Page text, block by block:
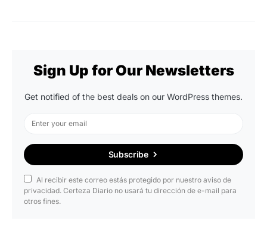
Sign Up for Our Newsletters
Get notified of the best deals on our WordPress themes.
Subscribe
Al recibir este correo estás protegido por nuestro aviso de
privacidad. Certeza Diario no usará tu dirección de e-mail para
otros fines.